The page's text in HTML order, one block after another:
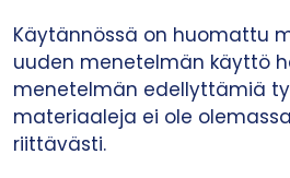
Käytännössä on huomattu
uuden menetelmän käyttö
menetelmän edellyttämiä
materiaaleja ei ole
riittävästi.